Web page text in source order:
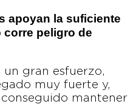
apoyan la suficiente
corre peligro de
un gran esfuerzo,
muy fuerte y,
mantener